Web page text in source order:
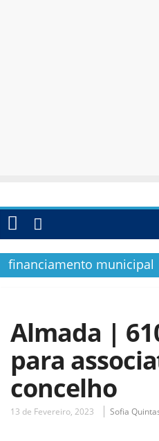
financiamento municipal
Almada |
para
concelho
13 de Fevereiro, 2023 Sofia